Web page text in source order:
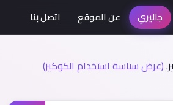
(عرض سياسة استخدام الكوكيز)
جاليري عن الموقع اتصل بنا